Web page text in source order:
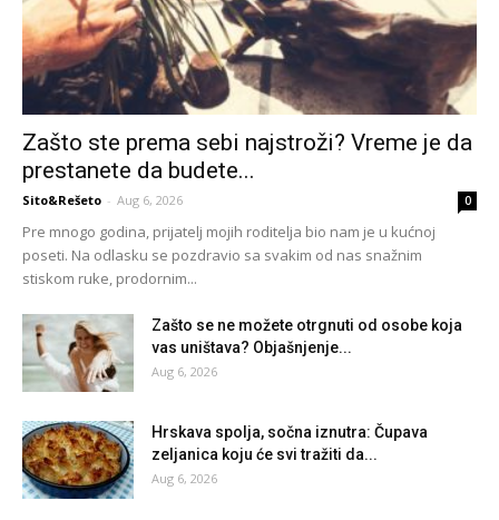
Zašto ste prema sebi najstroži? Vreme je da
prestanete da budete...
Sito&Rešeto - Aug 6, 2026 0
Pre mnogo godina, prijatelj mojih roditelja bio nam je u kućnoj
poseti. Na odlasku se pozdravio sa svakim od nas snažnim
stiskom ruke, prodornim...
Zašto se ne možete otrgnuti od osobe koja
vas uništava? Objašnjenje...
Aug 6, 2026
Hrskava spolja, sočna iznutra: Čupava
zeljanica koju će svi tražiti da...
Aug 6, 2026